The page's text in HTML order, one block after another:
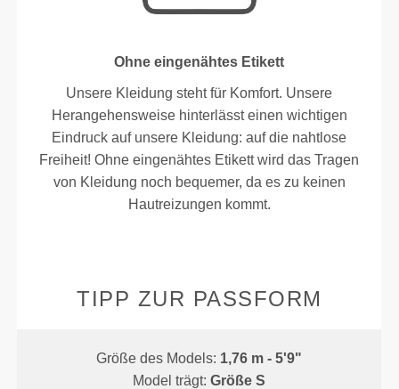
Ohne eingenähtes Etikett
Unsere Kleidung steht für Komfort. Unsere
Herangehensweise hinterlässt einen wichtigen
Eindruck auf unsere Kleidung: auf die nahtlose
Freiheit! Ohne eingenähtes Etikett wird das Tragen
von Kleidung noch bequemer, da es zu keinen
Hautreizungen kommt.
TIPP ZUR PASSFORM
Größe des Models: 1,76 m - 5'9"
Model trägt:Größe S